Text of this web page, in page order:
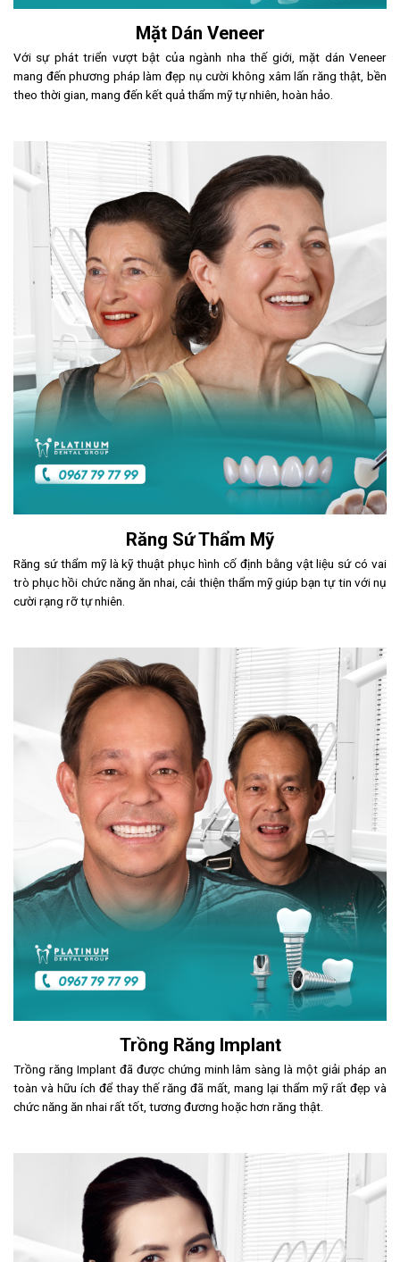
Mặt Dán Veneer
Với sự phát triển vượt bật của ngành nha thế giới, mặt dán Veneer
mang đến phương pháp làm đẹp nụ cười không xâm lấn răng thật, bền
theo thời gian, mang đến kết quả thẩm mỹ tự nhiên, hoàn hảo.
Răng Sứ Thẩm Mỹ
Răng sứ thẩm mỹ là kỹ thuật phục hình cố định bằng vật liệu sứ có vai
trò phục hồi chức năng ăn nhai, cải thiện thẩm mỹ giúp bạn tự tin với nụ
cười rạng rỡ tự nhiên.
Trồng Răng Implant
Trồng răng Implant đã được chứng minh lâm sàng là một giải pháp an
toàn và hữu ích để thay thế răng đã mất, mang lại thẩm mỹ rất đẹp và
chức năng ăn nhai rất tốt, tương đương hoặc hơn răng thật.